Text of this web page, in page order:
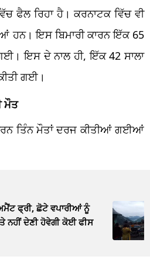
ਫੈਲ ਰਿਹਾ ਹੈ। ਕਰਨਾਟਕ ਵਿੱਚ ਵੀ
ਹਨ। ਇਸ ਬਿਮਾਰੀ ਕਾਰਨ ਇੱਕ 65
ਇਸ ਦੇ ਨਾਲ ਹੀ, ਇੱਕ 42 ਸਾਲਾ
ਗਈ।
ਮੌਤ
ਤਿੰਨ ਮੌਤਾਂ ਦਰਜ ਕੀਤੀਆਂ ਗਈਆਂ
ਫ੍ਰੀ, ਛੋਟੇ ਵਪਾਰੀਆਂ ਨੂੰ
ਨਹੀਂ ਦੇਣੀ ਹੋਵੇਗੀ ਕੋਈ ਫੀਸ